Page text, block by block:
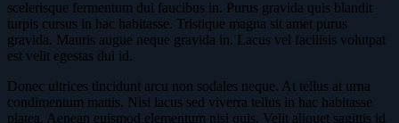
scelerisque fermentum dui faucibus in. Purus gravida quis blandit
turpis cursus in hac habitasse. Tristique magna sit amet purus
gravida. Mauris augue neque gravida in. Lacus vel facilisis volutpat
est velit egestas dui id.
Donec ultrices tincidunt arcu non sodales neque. At tellus at urna
condimentum mattis. Nisi lacus sed viverra tellus in hac habitasse
platea. Aenean euismod elementum nisi quis. Velit aliquet sagittis id